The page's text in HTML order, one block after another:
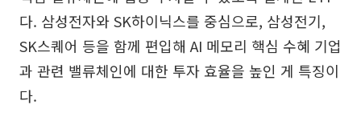
다. 삼성전자와 SK하이닉스를 중심으로, 삼성전기,
SK스퀘어 등을 함께 편입해 AI 메모리 핵심 수혜 기업
과 관련 밸류체인에 대한 투자 효율을 높인 게 특징이
다.